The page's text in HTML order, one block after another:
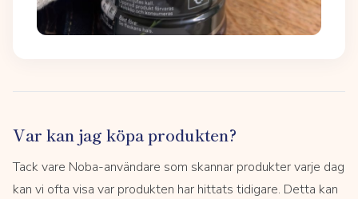
Var kan jag köpa produkten?
Tack vare Noba-användare som skannar produkter varje dag
kan vi ofta visa var produkten har hittats tidigare. Detta kan